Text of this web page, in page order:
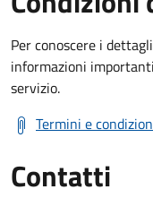
Per conoscere i
informazioni
servizio.
Termini e
Contatti